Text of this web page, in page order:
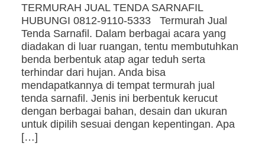
TERMURAH JUAL TENDA SARNAFIL
HUBUNGI 0812-9110-5333 Termurah Jual
Tenda Sarnafil. Dalam berbagai acara yang
diadakan di luar ruangan, tentu membutuhkan
benda berbentuk atap agar teduh serta
terhindar dari hujan. Anda bisa
mendapatkannya di tempat termurah jual
tenda sarnafil. Jenis ini berbentuk kerucut
dengan berbagai bahan, desain dan ukuran
untuk dipilih sesuai dengan kepentingan. Apa
[…]